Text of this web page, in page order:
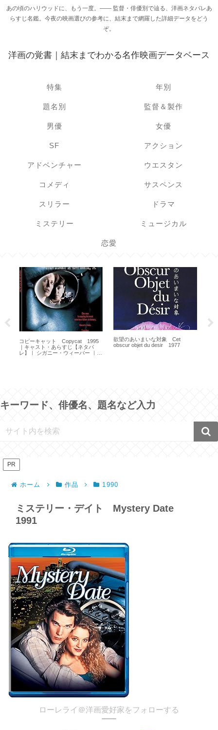
あの頃のハリウッドに、もう一度。―― 監督・俳優別で辿る、洋画ネタバレあ
らすじ名鑑。今夜の映画選びの参考に、結末まで網羅した詳細データをどう
ぞ。
洋画の覚書｜結末までわかる名作映画データベース
特集 年別
題名別 監督＆製作
男優 女優
SF アクション
アドベンチャー ウエスタン
コメディ サスペンス
スリラー ドラマ
ミステリー ミュージカル
恋愛
コピーキャット Copycat 1995
｜キャスト・あらすじ【ネタバ
レ】｜ シガニー・ウィーバー ｜
欲望のあいまいな対象 Cet
obscur objet du desir 1977
キーワード、俳優名、題名など入力
PR
ホーム 作品 1990
ミステリー・デイト Mystery Date
1991
ローレライ＠洋画愛好家をフォローする